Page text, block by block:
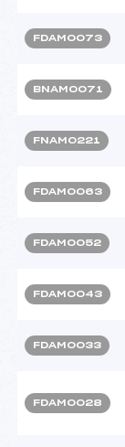
FDAM0073
BNAM0071
FNAM0221
FDAM0063
FDAM0052
FDAM0043
FDAM0033
FDAM0028